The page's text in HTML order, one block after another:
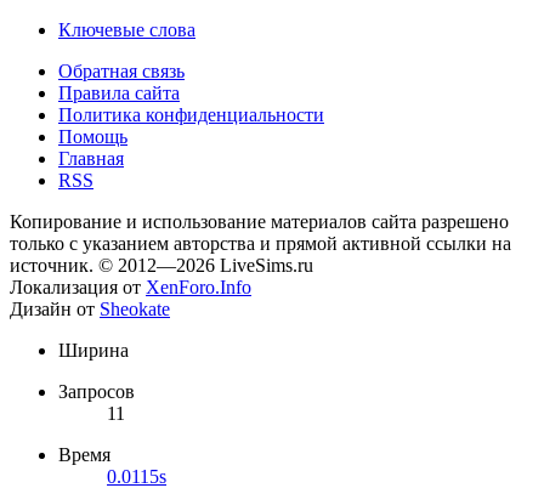
Ключевые слова
Обратная связь
Правила сайта
Политика конфиденциальности
Помощь
Главная
RSS
Копирование и использование материалов сайта разрешено
только с указанием авторства и прямой активной ссылки на
источник. © 2012—2026 LiveSims.ru
Локализация от XenForo.Info
Дизайн от Sheokate
Ширина
Запросов
11
Время
0.0115s